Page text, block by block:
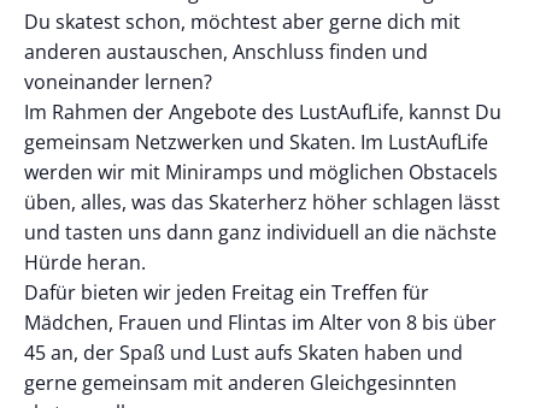
Du skatest schon, möchtest aber gerne dich mit
anderen austauschen, Anschluss finden und
voneinander lernen?
Im Rahmen der Angebote des LustAufLife, kannst Du
gemeinsam Netzwerken und Skaten. Im LustAufLife
werden wir mit Miniramps und möglichen Obstacels
üben, alles, was das Skaterherz höher schlagen lässt
und tasten uns dann ganz individuell an die nächste
Hürde heran.
Dafür bieten wir jeden Freitag ein Treffen für
Mädchen, Frauen und Flintas im Alter von 8 bis über
45 an, der Spaß und Lust aufs Skaten haben und
gerne gemeinsam mit anderen Gleichgesinnten